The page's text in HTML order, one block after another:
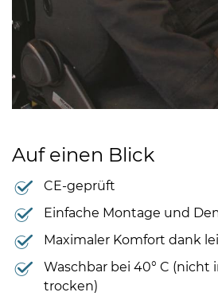
Auf einen Blick
CE-geprüft
Einfache Montage und
Maximaler Komfort dank
Waschbar bei 40° C (nicht
trocken)